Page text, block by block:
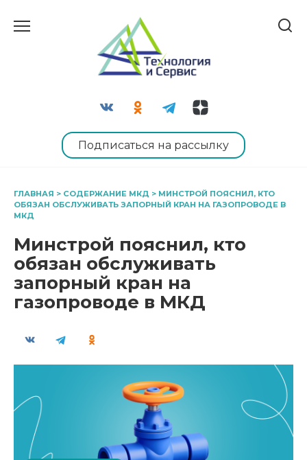
Подписаться на рассылку
ГЛАВНАЯ > СОДЕРЖАНИЕ МКД > МИНСТРОЙ ПОЯСНИЛ, КТО
ОБЯЗАН ОБСЛУЖИВАТЬ ЗАПОРНЫЙ КРАН НА ГАЗОПРОВОДЕ В
МКД
Минстрой пояснил, кто
обязан обслуживать
запорный кран на
газопроводе в МКД